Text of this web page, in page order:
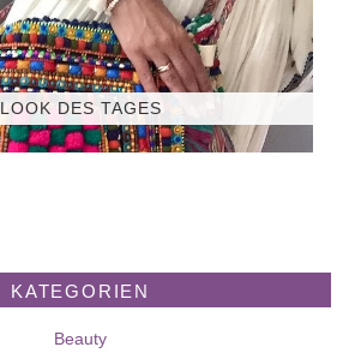
LOOK DES TAGES
KATEGORIEN
Beauty